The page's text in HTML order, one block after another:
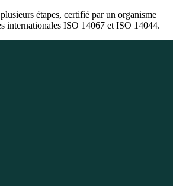
étapes, certifié par un organisme
internationales ISO 14067 et ISO 14044.